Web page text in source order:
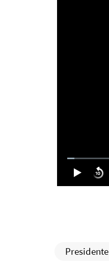
Presidente